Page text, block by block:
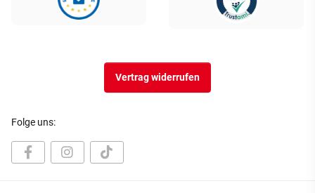
Vertrag widerrufen
Folge uns: